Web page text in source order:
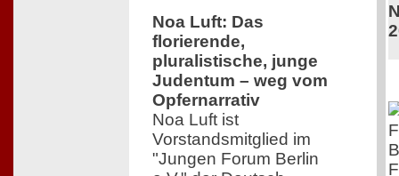
Noa Luft: Das
florierende,
pluralistische, junge
Judentum – weg vom
Opfernarrativ
Noa Luft ist
Vorstandsmitglied im
"Jungen Forum Berlin